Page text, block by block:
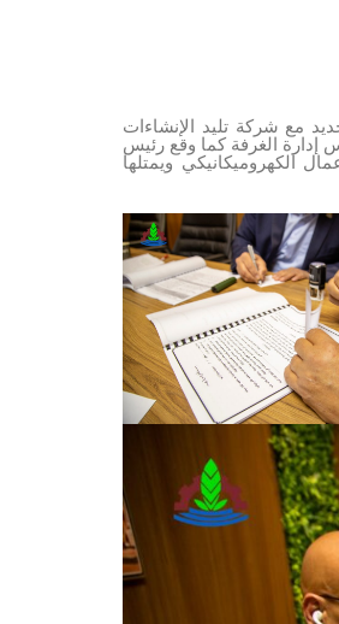
الإداري الجديد مع شركة تليد الإنشاءات
الغرفة كما وقع رئيس
الكهروميكانيكي ويمتلها